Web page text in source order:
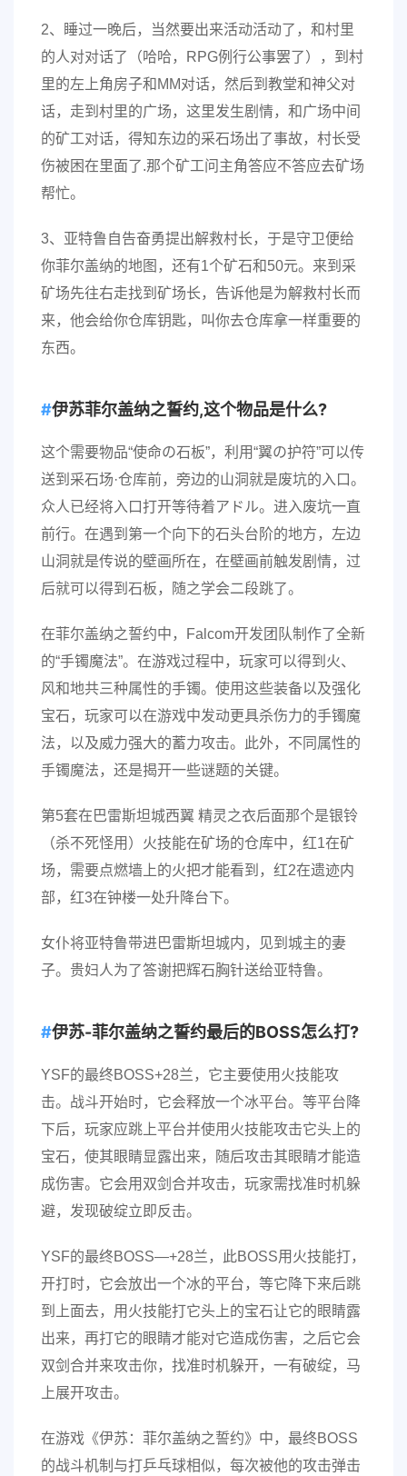
2、睡过一晚后，当然要出来活动活动了，和村里
的人对对话了（哈哈，RPG例行公事罢了），到村
里的左上角房子和MM对话，然后到教堂和神父对
话，走到村里的广场，这里发生剧情，和广场中间
的矿工对话，得知东边的采石场出了事故，村长受
伤被困在里面了.那个矿工问主角答应不答应去矿场
帮忙。
3、亚特鲁自告奋勇提出解救村长，于是守卫便给
你菲尔盖纳的地图，还有1个矿石和50元。来到采
矿场先往右走找到矿场长，告诉他是为解救村长而
来，他会给你仓库钥匙，叫你去仓库拿一样重要的
东西。
伊苏菲尔盖纳之誓约,这个物品是什么?
这个需要物品“使命の石板”，利用“翼の护符”可以传
送到采石场·仓库前，旁边的山洞就是废坑的入口。
众人已经将入口打开等待着アドル。进入废坑一直
前行。在遇到第一个向下的石头台阶的地方，左边
山洞就是传说的壁画所在，在壁画前触发剧情，过
后就可以得到石板，随之学会二段跳了。
在菲尔盖纳之誓约中，Falcom开发团队制作了全新
的“手镯魔法”。在游戏过程中，玩家可以得到火、
风和地共三种属性的手镯。使用这些装备以及强化
宝石，玩家可以在游戏中发动更具杀伤力的手镯魔
法，以及威力强大的蓄力攻击。此外，不同属性的
手镯魔法，还是揭开一些谜题的关键。
第5套在巴雷斯坦城西翼 精灵之衣后面那个是银铃
（杀不死怪用）火技能在矿场的仓库中，红1在矿
场，需要点燃墙上的火把才能看到，红2在遗迹内
部，红3在钟楼一处升降台下。
女仆将亚特鲁带进巴雷斯坦城内，见到城主的妻
子。贵妇人为了答谢把辉石胸针送给亚特鲁。
伊苏-菲尔盖纳之誓约最后的BOSS怎么打?
YSF的最终BOSS+28兰，它主要使用火技能攻
击。战斗开始时，它会释放一个冰平台。等平台降
下后，玩家应跳上平台并使用火技能攻击它头上的
宝石，使其眼睛显露出来，随后攻击其眼睛才能造
成伤害。它会用双剑合并攻击，玩家需找准时机躲
避，发现破绽立即反击。
YSF的最终BOSS—+28兰，此BOSS用火技能打，
开打时，它会放出一个冰的平台，等它降下来后跳
到上面去，用火技能打它头上的宝石让它的眼睛露
出来，再打它的眼睛才能对它造成伤害，之后它会
双剑合并来攻击你，找准时机躲开，一有破绽，马
上展开攻击。
在游戏《伊苏：菲尔盖纳之誓约》中，最终BOSS
的战斗机制与打乒乓球相似，每次被他的攻击弹击